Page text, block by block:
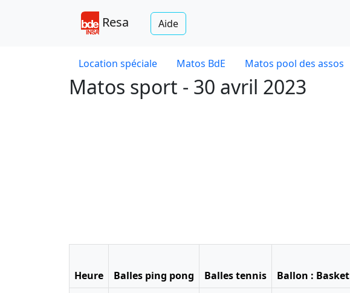
Resa Aide
Location spéciale Matos BdE Matos pool des assos
Matos sport - 30 avril 2023
Heure Balles ping pong Balles tennis Ballon : Basket